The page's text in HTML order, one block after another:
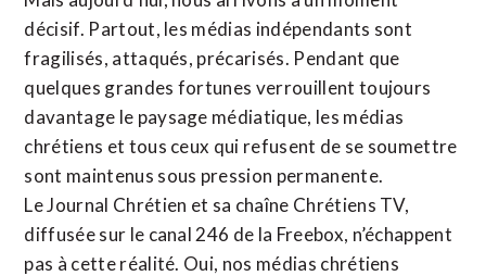
décisif. Partout, les médias indépendants sont
fragilisés, attaqués, précarisés. Pendant que
quelques grandes fortunes verrouillent toujours
davantage le paysage médiatique, les médias
chrétiens et tous ceux qui refusent de se soumettre
sont maintenus sous pression permanente.
Le Journal Chrétien et sa chaîne Chrétiens TV,
diffusée sur le canal 246 de la Freebox, n’échappent
pas à cette réalité. Oui, nos médias chrétiens